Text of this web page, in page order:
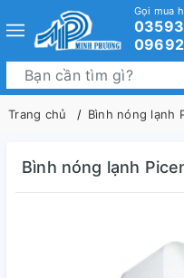
Gọi mua
Trang chủ Bình nóng lạnh
Bình nóng lạnh